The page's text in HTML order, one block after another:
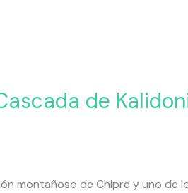
de
montañoso de Chipre y uno de